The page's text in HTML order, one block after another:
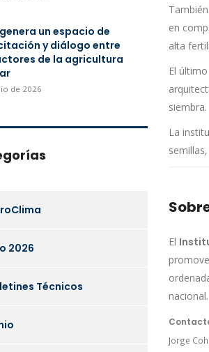
en
alta
El
siembra.
La
El
Jorge
genera un espacio de
y diálogo entre
de la agricultura
de 2026
2026
Técnicos